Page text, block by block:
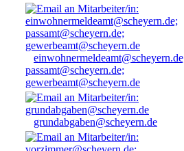
passamt@scheyern.de;
gewerbeamt@scheyern.de
grundabgaben@scheyern.de